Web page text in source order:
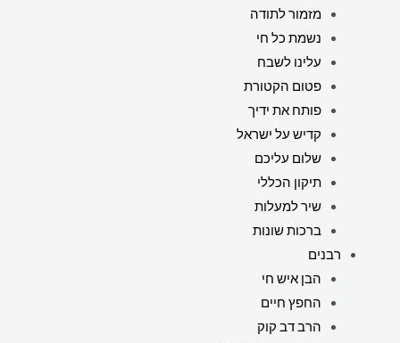
מזמור לתודה
נשמת כל חי
עלינו לשבח
פטום הקטורת
פותח את ידיך
קדיש על ישראל
שלום עליכם
תיקון הכללי
שיר למעלות
ברכות שונות
רבנים
הבן איש חי
החפץ חיים
הרב דב קוק